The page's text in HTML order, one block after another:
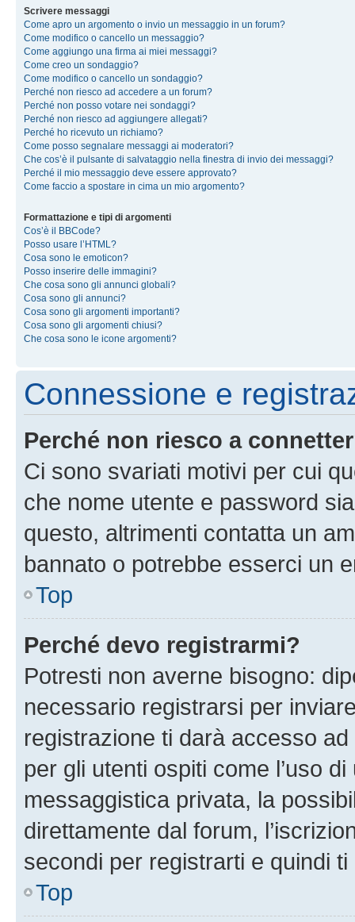
Scrivere messaggi
Come apro un argomento o invio un messaggio in un forum?
Come modifico o cancello un messaggio?
Come aggiungo una firma ai miei messaggi?
Come creo un sondaggio?
Come modifico o cancello un sondaggio?
Perché non riesco ad accedere a un forum?
Perché non posso votare nei sondaggi?
Perché non riesco ad aggiungere allegati?
Perché ho ricevuto un richiamo?
Come posso segnalare messaggi ai moderatori?
Che cos’è il pulsante di salvataggio nella finestra di invio dei messaggi?
Perché il mio messaggio deve essere approvato?
Come faccio a spostare in cima un mio argomento?
Formattazione e tipi di argomenti
Cos’è il BBCode?
Posso usare l’HTML?
Cosa sono le emoticon?
Posso inserire delle immagini?
Che cosa sono gli annunci globali?
Cosa sono gli annunci?
Cosa sono gli argomenti importanti?
Cosa sono gli argomenti chiusi?
Che cosa sono le icone argomenti?
Connessione e
Perché non riesco a
Ci sono svariati motivi per cui
che nome utente e password
questo, altrimenti contatta un
bannato o potrebbe esserci un
Top
Perché devo registrarmi?
Potresti non averne bisogno:
necessario registrarsi per
registrazione ti darà accesso
per gli utenti ospiti come l’uso
messaggistica privata, la
direttamente dal forum,
secondi per registrarti e quindi
Top